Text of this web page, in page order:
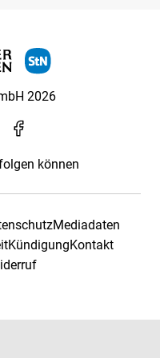
2026
können
Mediadaten
KündigungKontakt